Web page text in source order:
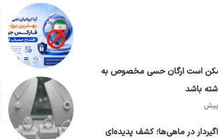
است ارگان حسی مخصوص به
باشد
در ماهی‌ها؛ کشف پدیده‌ای